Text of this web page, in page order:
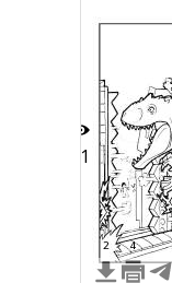
очки,
кошачий
пончик,
каме
11
2 4